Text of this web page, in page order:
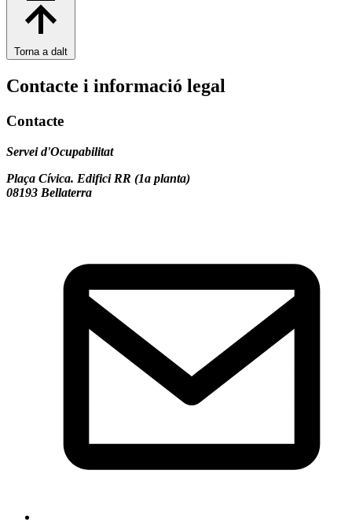
Torna a dalt
Contacte i informació legal
Contacte
Servei d'Ocupabilitat
Plaça Cívica. Edifici RR (1a planta)
08193 Bellaterra